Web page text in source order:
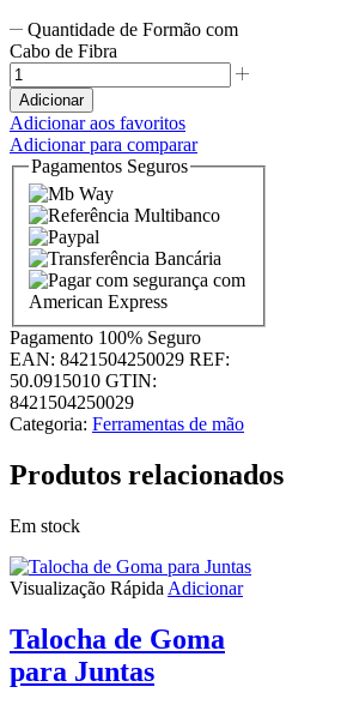
Quantidade de Formão com
Cabo de Fibra
Adicionar
Adicionar aos favoritos
Adicionar para comparar
Pagamentos Seguros
Pagamento 100% Seguro
EAN: 8421504250029 REF:
50.0915010 GTIN:
8421504250029
Categoria: Ferramentas de mão
Produtos relacionados
Em stock
Visualização Rápida Adicionar
Talocha de Goma
para Juntas